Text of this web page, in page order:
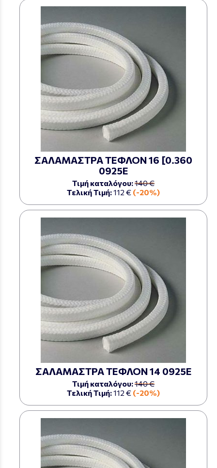
ΣΑΛΑΜΑΣΤΡΑ ΤΕΦΛΟΝ 16 [0.360
0925Ε
Τιμή καταλόγου:140 €
Τελική Τιμή:112 € (-20%)
ΣΑΛΑΜΑΣΤΡΑ ΤΕΦΛΟΝ 14 0925Ε
Τιμή καταλόγου:140 €
Τελική Τιμή:112 € (-20%)